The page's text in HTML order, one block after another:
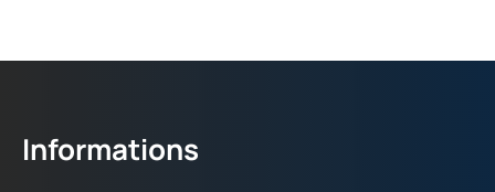
Informations